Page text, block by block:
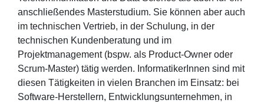
anschließendes Masterstudium. Sie können aber auch
im technischen Vertrieb, in der Schulung, in der
technischen Kundenberatung und im
Projektmanagement (bspw. als Product-Owner oder
Scrum-Master) tätig werden. InformatikerInnen sind mit
diesen Tätigkeiten in vielen Branchen im Einsatz: bei
Software-Herstellern, Entwicklungsunternehmen, in